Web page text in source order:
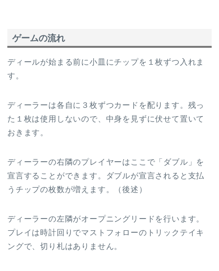
ゲームの流れ
ディールが始まる前に小皿にチップを１枚ずつ入れま
す。
ディーラーは各自に３枚ずつカードを配ります。残っ
た１枚は使用しないので、中身を見ずに伏せて置いて
おきます。
ディーラーの右隣のプレイヤーはここで「ダブル」を
宣言することができます。ダブルが宣言されると支払
うチップの枚数が増えます。（後述）
ディーラーの左隣がオープニングリードを行います。
プレイは時計回りでマストフォローのトリックテイキ
ングで、切り札はありません。